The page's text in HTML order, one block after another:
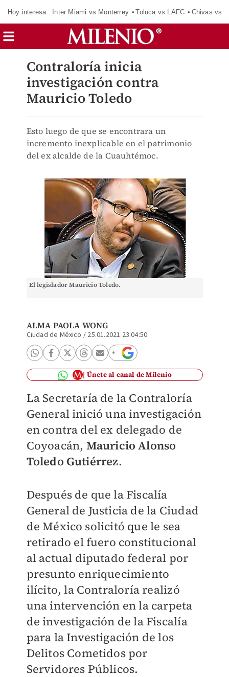
Hoy interesa: Inter Miami vs Monterrey Toluca vs LAFC Chivas vs
Contraloría inicia
investigación contra
Mauricio Toledo
Esto luego de que se encontrara un
incremento inexplicable en el patrimonio
del ex alcalde de la Cuauhtémoc.
El legislador Mauricio Toledo.
ALMA PAOLA WONG
Ciudad de México / 25.01.2021 23:04:50
Únete al canal de Milenio
La Secretaría de la Contraloría
General inició una investigación
en contra del ex delegado de
Coyoacán, Mauricio Alonso
Toledo Gutiérrez.
Después de que la Fiscalía
General de Justicia de la Ciudad
de México solicitó que le sea
retirado el fuero constitucional
al actual diputado federal por
presunto enriquecimiento
ilícito, la Contraloría realizó
una intervención en la carpeta
de investigación de la Fiscalía
para la Investigación de los
Delitos Cometidos por
Servidores Públicos.